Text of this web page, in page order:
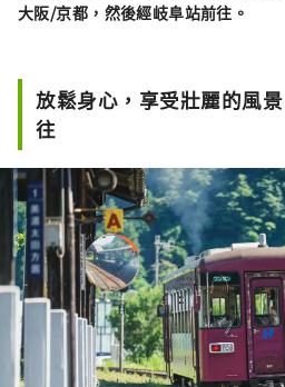
大阪/京都，然後經岐阜站前往。
放鬆身心，享受壯麗的風
往